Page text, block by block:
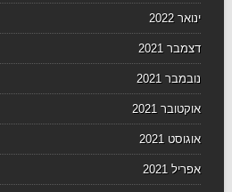
ינואר 2022
דצמבר 2021
נובמבר 2021
אוקטובר 2021
אוגוסט 2021
אפריל 2021